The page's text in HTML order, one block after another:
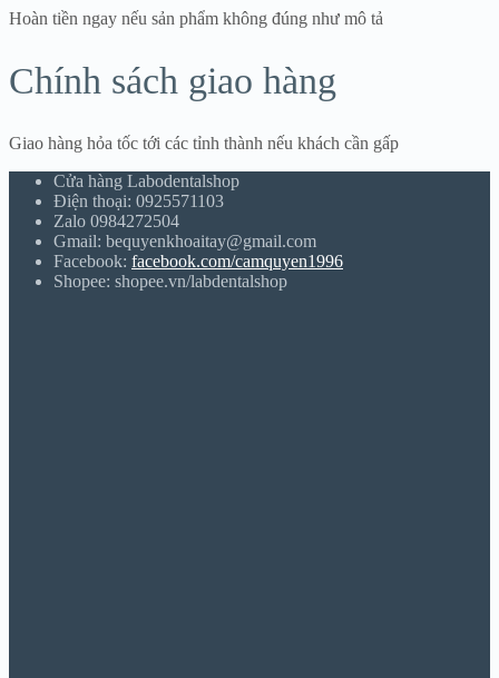
Hoàn tiền ngay nếu sản phẩm không đúng như mô tả
Chính sách giao hàng
Giao hàng hỏa tốc tới các tỉnh thành nếu khách cần gấp
Cửa hàng Labodentalshop
Điện thoại: 0925571103
Zalo 0984272504
Gmail: bequyenkhoaitay@gmail.com
Facebook: facebook.com/camquyen1996
Shopee: shopee.vn/labdentalshop